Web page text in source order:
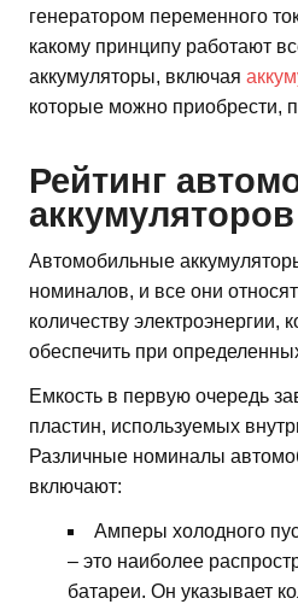
генератором переменного
какому принципу работают
аккумуляторы, включая
которые можно приобрести,
Рейтинг
аккумуляторов
Автомобильные
номиналов, и все они
количеству электроэнергии,
обеспечить при
Емкость в первую очередь
пластин, используемых
Различные номиналы
включают:
Амперы холодного
– это наиболее
батареи. Он указывает